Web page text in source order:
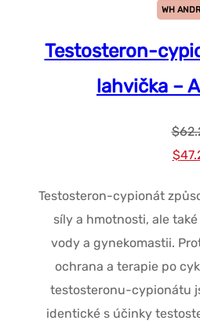
WH
Testosteron-
lahvička –
$
byla:
$
Testosteron-cypionát
síly a hmotnosti, ale
vody a gynekomastii.
ochrana a terapie po
testosteronu-cypionátu
identické s účinky